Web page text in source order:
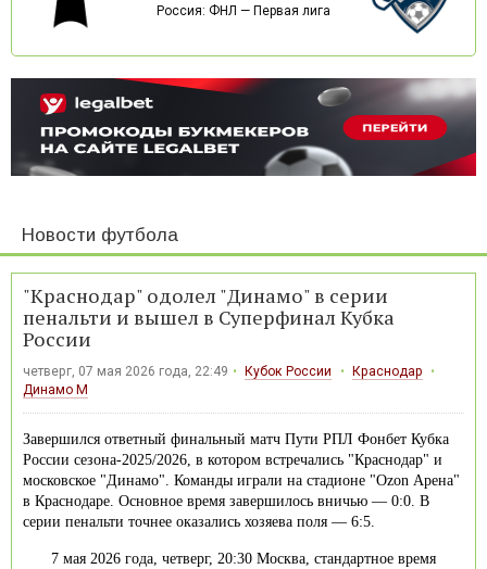
Россия: ФНЛ — Первая лига
Новости футбола
"Краснодар" одолел "Динамо" в серии
пенальти и вышел в Суперфинал Кубка
России
четверг, 07 мая 2026 года, 22:49 Кубок России
Краснодар
Динамо М
Завершился ответный финальный матч Пути РПЛ Фонбет Кубка
России сезона-2025/2026, в котором встречались "Краснодар" и
московское "Динамо". Команды играли на стадионе "Ozon Арена"
в Краснодаре. Основное время завершилось вничью — 0:0. В
серии пенальти точнее оказались хозяева поля — 6:5.
7 мая 2026 года, четверг, 20:30 Москва, стандартное время